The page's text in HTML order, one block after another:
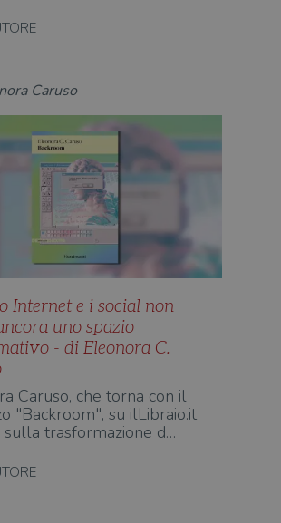
Caruso
Internet e i social non
uno spazio
- di Eleonora C.
Caruso, che torna con il
"Backroom", su ilLibraio.it
sulla trasformazione d…